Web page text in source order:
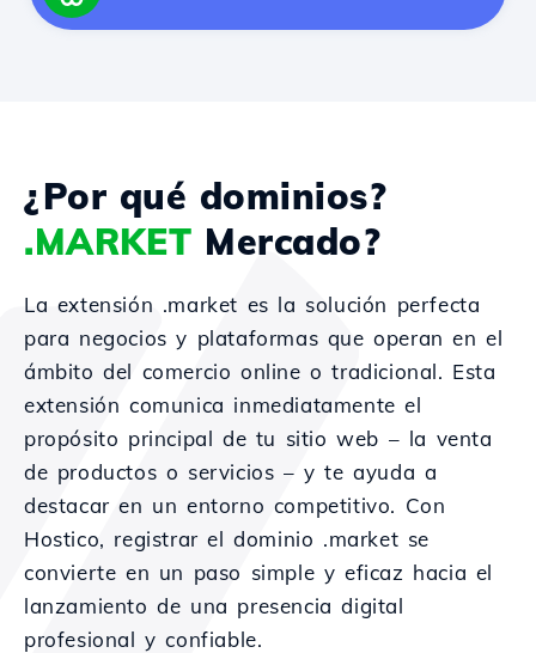
¿Por qué dominios?
.MARKET Mercado?
La extensión .market es la solución perfecta
para negocios y plataformas que operan en el
ámbito del comercio online o tradicional. Esta
extensión comunica inmediatamente el
propósito principal de tu sitio web – la venta
de productos o servicios – y te ayuda a
destacar en un entorno competitivo. Con
Hostico, registrar el dominio .market se
convierte en un paso simple y eficaz hacia el
lanzamiento de una presencia digital
profesional y confiable.